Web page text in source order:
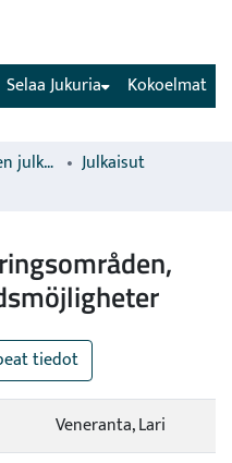
(current) Kokoelmat
Selaa Jukuria
Luonnonvarakeskuksen julkaisut
Julkaisut
tiedot
Veneranta, Lari